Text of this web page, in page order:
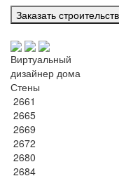
Заказать
Виртуальный
дизайнер дома
Стены
2661
2665
2669
2672
2680
2684